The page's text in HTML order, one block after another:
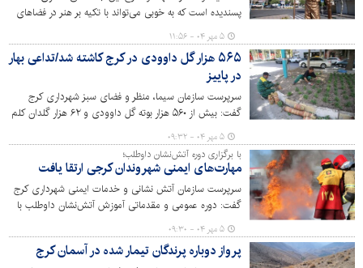
پسندیده است که به خوبی می‌تواند با تکیه بر هنر در فضاهای
شهری پدیدار شود. این اتفاق در دوره ششم مدیریت شهری از
سوی سازمان سیما، منظر و فضای سبز شهری تا اندازه‌ای
محقق شده است.
۵ مهر ۰۴ - ۱۱:۵۶
۵۶۵ هزار گل داوودی در کرج کاشته شد/تداعی بهار
در پاییز
سرپرست سازمان سیما، منظر و فضای سبز شهرداری کرج
گفت: بیش از ۵۶۰ هزار بوته گل داوودی و ۶۲‌ هزار گلدان کلم
زینتی در میادین، بوستان‌ها و بلوارهای سطح شهر کرج کاشته
شد.
۵ مهر ۰۴ - ۰۹:۳۲
با برگزاری دوره آتش‌نشان داوطلب؛
مهارت‌های ایمنی شهروندان کرجی ارتقا یافت
سرپرست سازمان آتش نشانی و خدمات ایمنی شهرداری کرج
گفت: دوره عمومی و مقدماتی آموزش آتش‌نشان داوطلب با
حضور جمعی از شهروندان کرجی توسط کارشناسان این سازمان
برگزار شد.
۵ مهر ۰۴ - ۰۹:۳۰
پرواز دوباره پرندگان تیمار شده در آسمان کرج